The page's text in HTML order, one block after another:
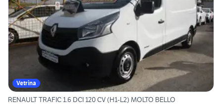
Vetrina
RENAULT TRAFIC 1.6 DCI 120 CV (H1-L2) MOLTO BELLO